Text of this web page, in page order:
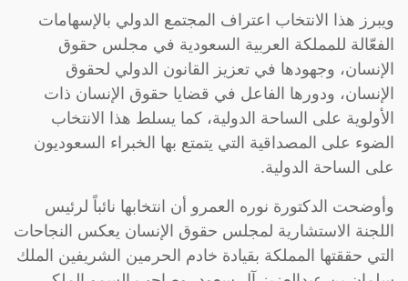
ويبرز هذا الانتخاب اعتراف المجتمع الدولي بالإسهامات
الفعّالة للمملكة العربية السعودية في مجلس حقوق
الإنسان، وجهودها في تعزيز القانون الدولي لحقوق
الإنسان، ودورها الفاعل في قضايا حقوق الإنسان ذات
الأولوية على الساحة الدولية، كما يسلط هذا الانتخاب
الضوء على المصداقية التي يتمتع بها الخبراء السعوديون
على الساحة الدولية.
وأوضحت الدكتورة نوره العمرو أن انتخابها نائباً لرئيس
اللجنة الاستشارية لمجلس حقوق الإنسان يعكس النجاحات
التي حققتها المملكة بقيادة خادم الحرمين الشريفين الملك